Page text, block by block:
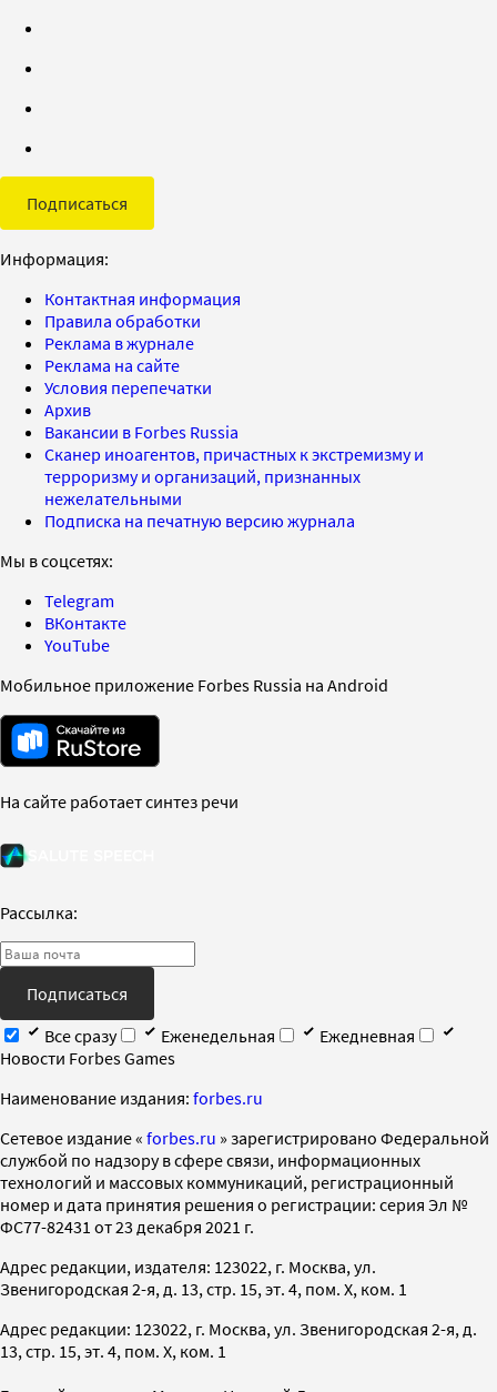
Подписаться
Информация:
Контактная информация
Правила обработки
Реклама в журнале
Реклама на сайте
Условия перепечатки
Архив
Вакансии в Forbes Russia
Сканер иноагентов, причастных к экстремизму и
терроризму и организаций, признанных
нежелательными
Подписка на печатную версию журнала
Мы в соцсетях:
Telegram
ВКонтакте
YouTube
Мобильное приложение Forbes Russia на Android
На сайте работает синтез речи
Рассылка:
Подписаться
Все сразу
Еженедельная
Ежедневная
Новости Forbes Games
Наименование издания: forbes.ru
Cетевое издание « forbes.ru » зарегистрировано Федеральной
службой по надзору в сфере связи, информационных
технологий и массовых коммуникаций, регистрационный
номер и дата принятия решения о регистрации: серия Эл №
ФС77-82431 от 23 декабря 2021 г.
Адрес редакции, издателя: 123022, г. Москва, ул.
Звенигородская 2-я, д. 13, стр. 15, эт. 4, пом. X, ком. 1
Адрес редакции: 123022, г. Москва, ул. Звенигородская 2-я, д.
13, стр. 15, эт. 4, пом. X, ком. 1